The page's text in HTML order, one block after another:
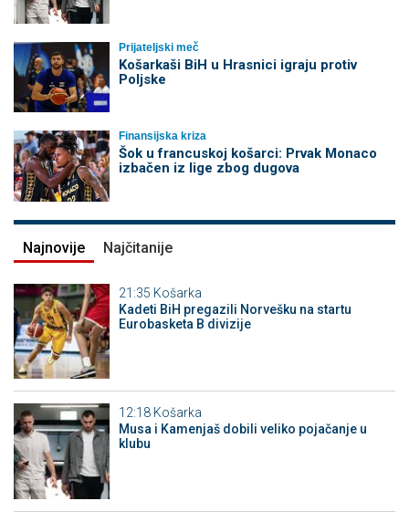
Prijateljski meč
Košarkaši BiH u Hrasnici igraju protiv
Poljske
Finansijska kriza
Šok u francuskoj košarci: Prvak Monaco
izbačen iz lige zbog dugova
Najnovije Najčitanije
21:35 Košarka
Kadeti BiH pregazili Norvešku na startu
Eurobasketa B divizije
12:18 Košarka
Musa i Kamenjaš dobili veliko pojačanje u
klubu